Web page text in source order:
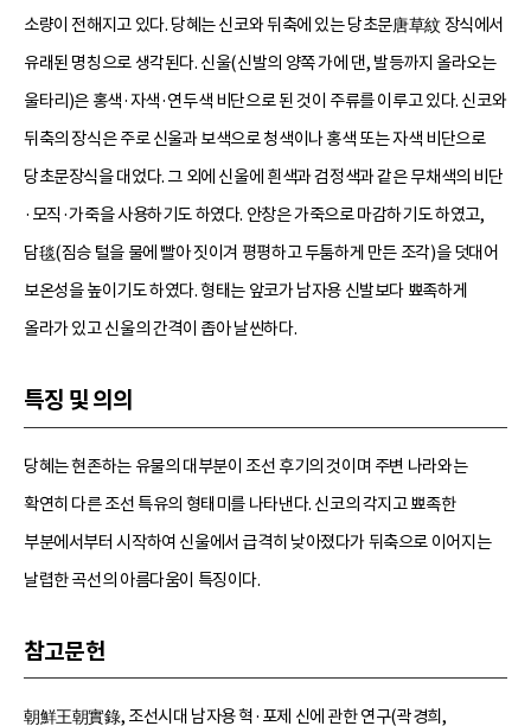
소량이 전해지고 있다. 당혜는 신코와 뒤축에 있는 당초문唐草紋 장식에서
유래된 명칭으로 생각된다. 신울(신발의 양쪽 가에 댄, 발등까지 올라오는
울타리)은 홍색·자색·연두색 비단으로 된 것이 주류를 이루고 있다. 신코와
뒤축의 장식은 주로 신울과 보색으로 청색이나 홍색 또는 자색 비단으로
당초문장식을 대었다. 그 외에 신울에 흰색과 검정색과 같은 무채색의 비단
·모직·가죽을 사용하기도 하였다. 안창은 가죽으로 마감하기도 하였고,
담毯(짐승 털을 물에 빨아 짓이겨 평평하고 두툼하게 만든 조각)을 덧대어
보온성을 높이기도 하였다. 형태는 앞코가 남자용 신발보다 뾰족하게
올라가 있고 신울의 간격이 좁아 날씬하다.
특징 및 의의
당혜는 현존하는 유물의 대부분이 조선 후기의 것이며 주변 나라와는
확연히 다른 조선 특유의 형태미를 나타낸다. 신코의 각지고 뾰족한
부분에서부터 시작하여 신울에서 급격히 낮아졌다가 뒤축으로 이어지는
날렵한 곡선의 아름다움이 특징이다.
참고문헌
朝鮮王朝實錄, 조선시대 남자용 혁·포제 신에 관한 연구(곽경희,